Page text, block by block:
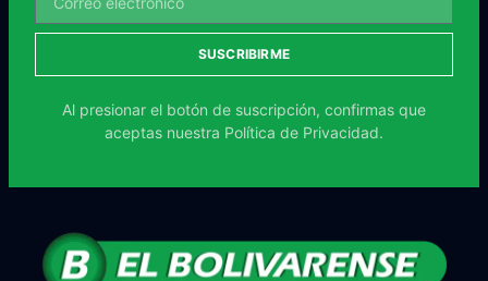
SUSCRIBIRME
Al presionar el botón de suscripción, confirmas que
aceptas nuestra Política de Privacidad.